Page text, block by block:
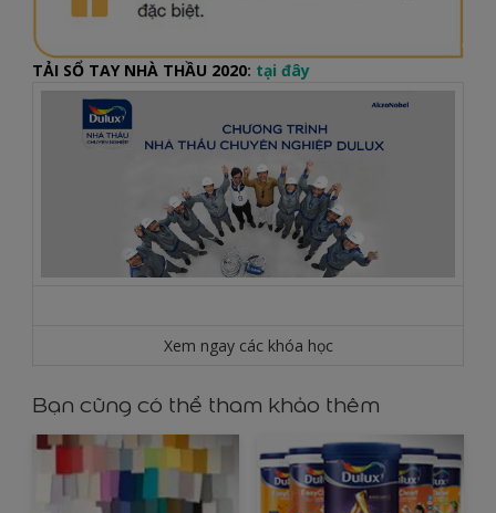
TẢI SỔ TAY NHÀ THẦU 2020: tại đây
Xem ngay các khóa học
Bạn cũng có thể tham khảo thêm